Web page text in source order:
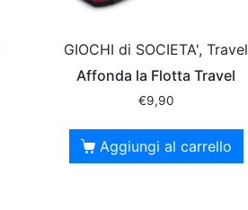
GIOCHI di SOCIETA', Travel
Affonda la Flotta Travel
€9,90
Aggiungi al carrello